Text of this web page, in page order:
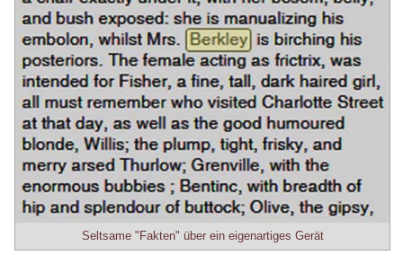
Seltsame "Fakten" über ein eigenartiges Gerät